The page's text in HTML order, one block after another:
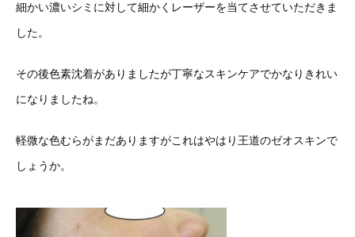
細かい濃いシミに対して細かくレーザーを当てさせていただきま
した。
その後色素沈着がありましたが丁寧なスキンケアでかなりきれい
になりましたね。
軽微な色むらがまだありますがこれはやはり王道のゼオスキンで
しょうか。